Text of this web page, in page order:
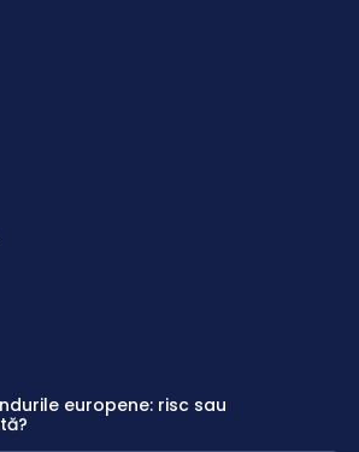
europene: risc sau